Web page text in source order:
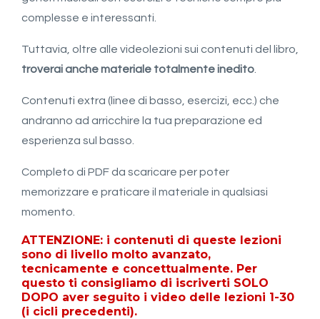
complesse e interessanti.
Tuttavia, oltre alle videolezioni sui contenuti del libro,
troverai anche materiale totalmente inedito
Contenuti extra (linee di basso, esercizi, ecc.) che
andranno ad arricchire la tua preparazione ed
esperienza sul basso.
Completo di PDF da scaricare per poter
memorizzare e praticare il materiale in qualsiasi
momento.
ATTENZIONE: i contenuti di queste lezioni
sono di livello molto avanzato,
tecnicamente e concettualmente. Per
questo ti consigliamo di iscriverti SOLO
DOPO aver seguito i video delle lezioni 1-30
(i cicli precedenti).